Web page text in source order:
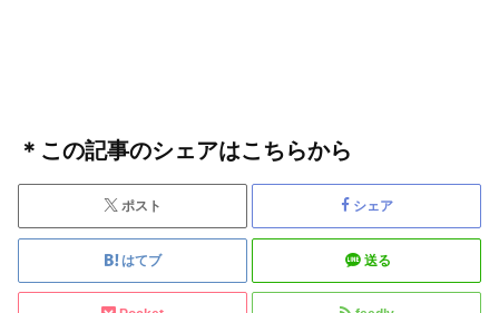
＊この記事のシェアはこちらから
ポスト シェア
はてブ 送る